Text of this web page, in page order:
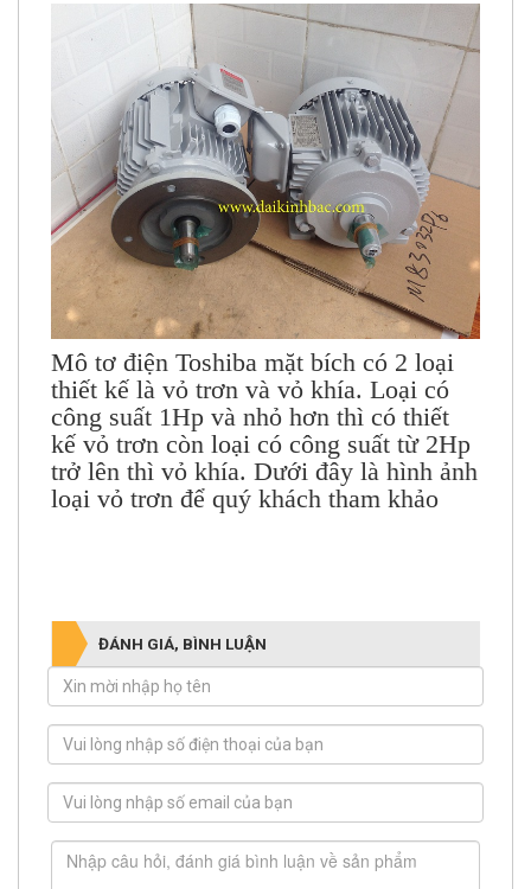
Mô tơ điện Toshiba mặt bích có 2 loại
thiết kế là vỏ trơn và vỏ khía. Loại có
công suất 1Hp và nhỏ hơn thì có thiết
kế vỏ trơn còn loại có công suất từ 2Hp
trở lên thì vỏ khía. Dưới đây là hình ảnh
loại vỏ trơn để quý khách tham khảo
ĐÁNH GIÁ, BÌNH LUẬN